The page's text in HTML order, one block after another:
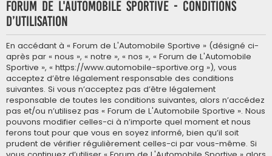
Forum de L'Automobile Sportive - Conditions
d’utilisation
En accédant à « Forum de L'Automobile Sportive » (désigné ci-
après par « nous », « notre », « nos », « Forum de L'Automobile
Sportive », « https://www.automobile-sportive.org »), vous
acceptez d’être légalement responsable des conditions
suivantes. Si vous n’acceptez pas d’être légalement
responsable de toutes les conditions suivantes, alors n’accédez
pas et/ou n’utilisez pas « Forum de L'Automobile Sportive ». Nous
pouvons modifier celles-ci à n’importe quel moment et nous
ferons tout pour que vous en soyez informé, bien qu’il soit
prudent de vérifier régulièrement celles-ci par vous-même. Si